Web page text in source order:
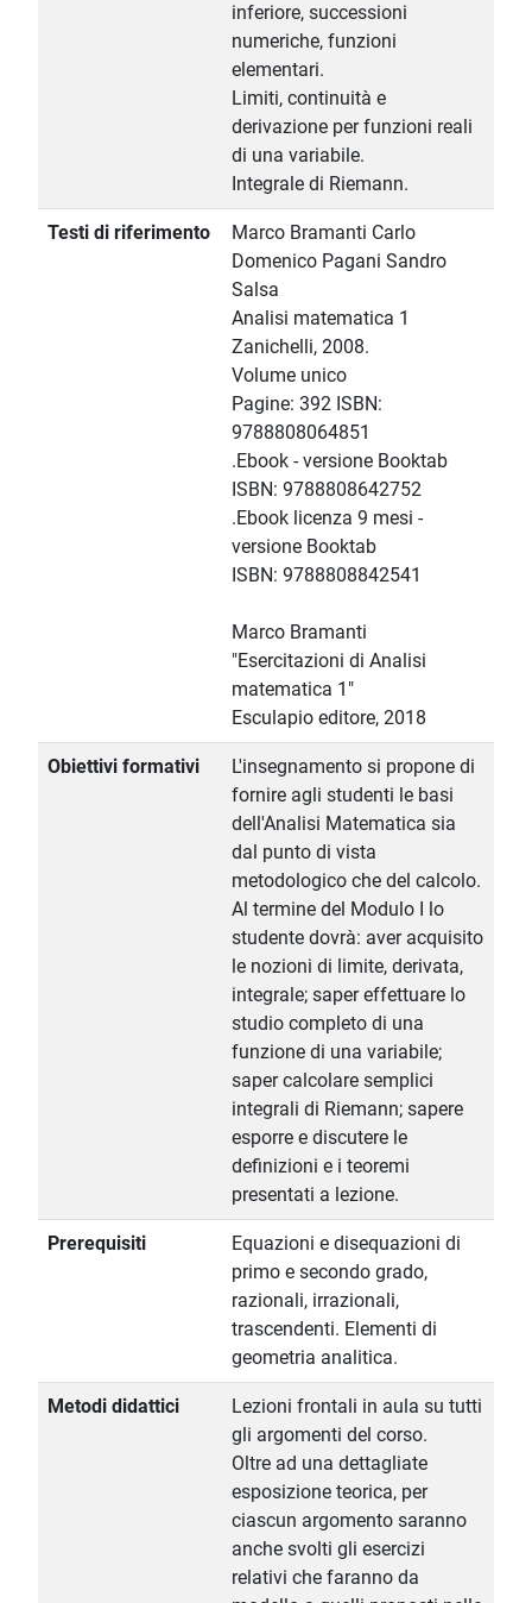
inferiore, successioni
numeriche, funzioni
elementari.
Limiti, continuità e
derivazione per funzioni reali
di una variabile.
Integrale di Riemann.
Testi di riferimento
Marco Bramanti Carlo
Domenico Pagani Sandro
Salsa
Analisi matematica 1
Zanichelli, 2008.
Volume unico
Pagine: 392 ISBN:
9788808064851
.Ebook - versione Booktab
ISBN: 9788808642752
.Ebook licenza 9 mesi -
versione Booktab
ISBN: 9788808842541
Marco Bramanti
"Esercitazioni di Analisi
matematica 1"
Esculapio editore, 2018
Obiettivi formativi
L'insegnamento si propone di
fornire agli studenti le basi
dell'Analisi Matematica sia
dal punto di vista
metodologico che del calcolo.
Al termine del Modulo I lo
studente dovrà: aver acquisito
le nozioni di limite, derivata,
integrale; saper effettuare lo
studio completo di una
funzione di una variabile;
saper calcolare semplici
integrali di Riemann; sapere
esporre e discutere le
definizioni e i teoremi
presentati a lezione.
Prerequisiti
Equazioni e disequazioni di
primo e secondo grado,
razionali, irrazionali,
trascendenti. Elementi di
geometria analitica.
Metodi didattici
Lezioni frontali in aula su tutti
gli argomenti del corso.
Oltre ad una dettagliate
esposizione teorica, per
ciascun argomento saranno
anche svolti gli esercizi
relativi che faranno da